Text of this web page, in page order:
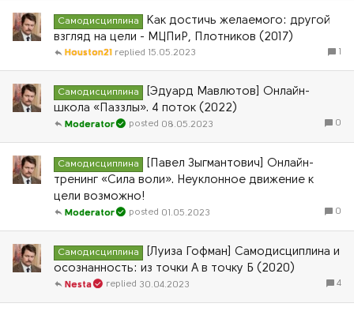
Самодисциплина
Как достичь желаемого: другой
взгляд на цели - МЦПиР, Плотников (2017)
1
15.05.2023
Houston21
Самодисциплина
[Эдуард Мавлютов] Онлайн-
школа «Паззлы». 4 поток (2022)
0
08.05.2023
Moderator
Самодисциплина
[Павел Зыгмантович] Онлайн-
тренинг «Сила воли». Неуклонное движение к
цели возможно!
0
01.05.2023
Moderator
Самодисциплина
[Луиза Гофман] Самодисциплина и
осознанность: из точки А в точку Б (2020)
4
30.04.2023
Nesta